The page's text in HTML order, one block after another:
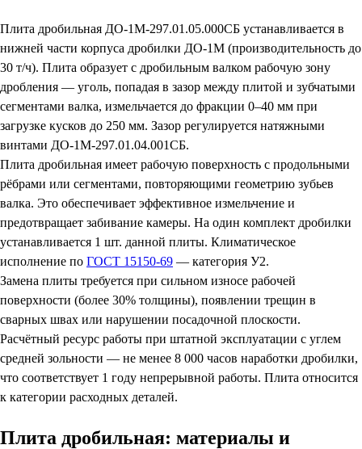
Плита дробильная ДО-1М-297.01.05.000СБ устанавливается в
нижней части корпуса дробилки ДО-1М (производительность до
30 т/ч). Плита образует с дробильным валком рабочую зону
дробления — уголь, попадая в зазор между плитой и зубчатыми
сегментами валка, измельчается до фракции 0–40 мм при
загрузке кусков до 250 мм. Зазор регулируется натяжными
винтами ДО-1М-297.01.04.001СБ.
Плита дробильная имеет рабочую поверхность с продольными
рёбрами или сегментами, повторяющими геометрию зубьев
валка. Это обеспечивает эффективное измельчение и
предотвращает забивание камеры. На один комплект дробилки
устанавливается 1 шт. данной плиты. Климатическое
исполнение по ГОСТ 15150-69 — категория У2.
Замена плиты требуется при сильном износе рабочей
поверхности (более 30% толщины), появлении трещин в
сварных швах или нарушении посадочной плоскости.
Расчётный ресурс работы при штатной эксплуатации с углем
средней зольности — не менее 8 000 часов наработки дробилки,
что соответствует 1 году непрерывной работы. Плита относится
к категории расходных деталей.
Плита дробильная: материалы и